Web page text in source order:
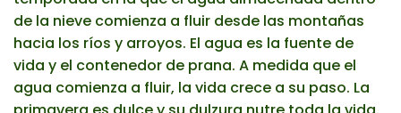
de la nieve comienza a fluir desde las montañas
hacia los ríos y arroyos. El agua es la fuente de
vida y el contenedor de prana. A medida que el
agua comienza a fluir, la vida crece a su paso. La